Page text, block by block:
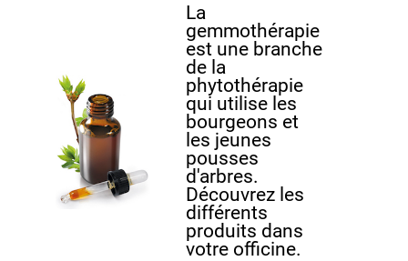
La
gemmothérapie
est une branche
de la
phytothérapie
qui utilise les
bourgeons et
les jeunes
pousses
d'arbres.
Découvrez les
différents
produits dans
votre officine.